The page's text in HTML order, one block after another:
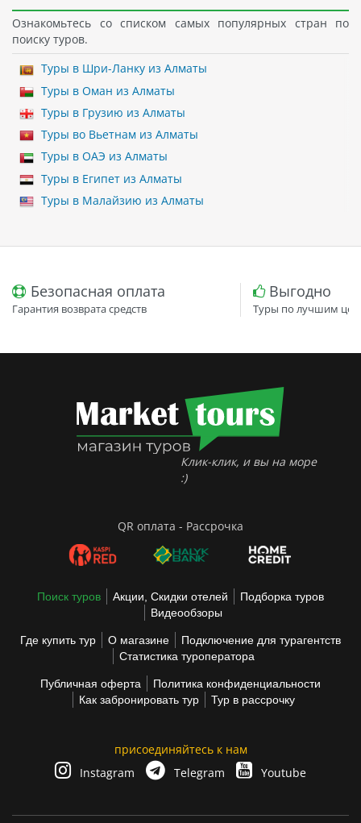
Ознакомьтесь со списком самых популярных стран по
поиску туров.
Туры в Шри-Ланку из Алматы
Туры в Оман из Алматы
Туры в Грузию из Алматы
Туры во Вьетнам из Алматы
Туры в ОАЭ из Алматы
Туры в Египет из Алматы
Туры в Малайзию из Алматы
Безопасная оплата
Гарантия возврата средств
Выгодно
Туры по лучшим
Клик-клик, и вы на море
:)
QR оплата - Рассрочка
Поиск туров Акции, Скидки отелей
Подборка туров
Видеообзоры
Где купить тур О магазине
Подключение для турагентств
Статистика туроператора
Публичная оферта
Политика конфиденциальности
Как забронировать тур
Тур в рассрочку
присоединяйтесь к нам
Instagram
Telegram Youtube